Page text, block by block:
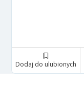
Dodaj do ulubionych